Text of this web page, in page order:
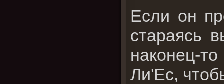
Если он
стараясь
наконец-
Ли'Ес,